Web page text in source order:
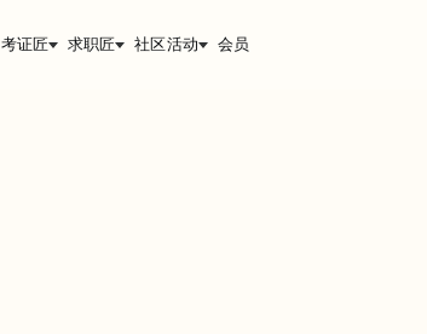
考证匠 求职匠 社区活动 会员